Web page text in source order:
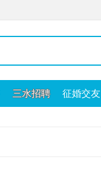
三水招聘 征婚交友